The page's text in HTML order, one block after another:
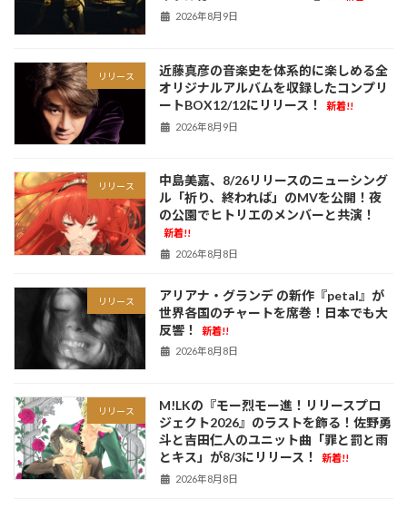
2026年8月9日
リリース
近藤真彦の音楽史を体系的に楽しめる全
オリジナルアルバムを収録したコンプリ
ートBOX12/12にリリース！
新着!!
2026年8月9日
リリース
中島美嘉、8/26リリースのニューシング
ル「祈り、終われば」のMVを公開！夜
の公園でヒトリエのメンバーと共演！
新着!!
2026年8月8日
リリース
アリアナ・グランデ の新作『petal』が
世界各国のチャートを席巻！日本でも大
反響！
新着!!
2026年8月8日
リリース
M!LKの『モー烈モー進！リリースプロ
ジェクト2026』のラストを飾る！佐野勇
斗と吉田仁人のユニット曲「罪と罰と雨
とキス」が8/3にリリース！
新着!!
2026年8月8日